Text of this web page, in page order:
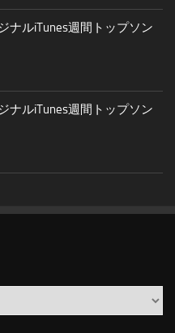
ルiTunes週間トップソン
ルiTunes週間トップソン